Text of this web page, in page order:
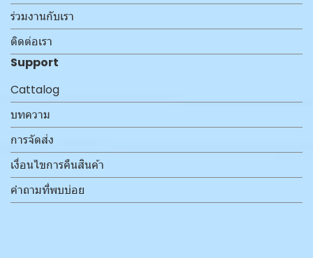
ร่วมงานกับเรา
ติดต่อเรา
Support
Cattalog
บทความ
การจัดส่ง
เงื่อนไขการคืนสินค้า
คำถามที่พบบ่อย